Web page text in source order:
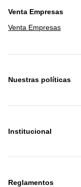
Venta Empresas
Venta Empresas
Nuestras políticas
Institucional
Reglamentos